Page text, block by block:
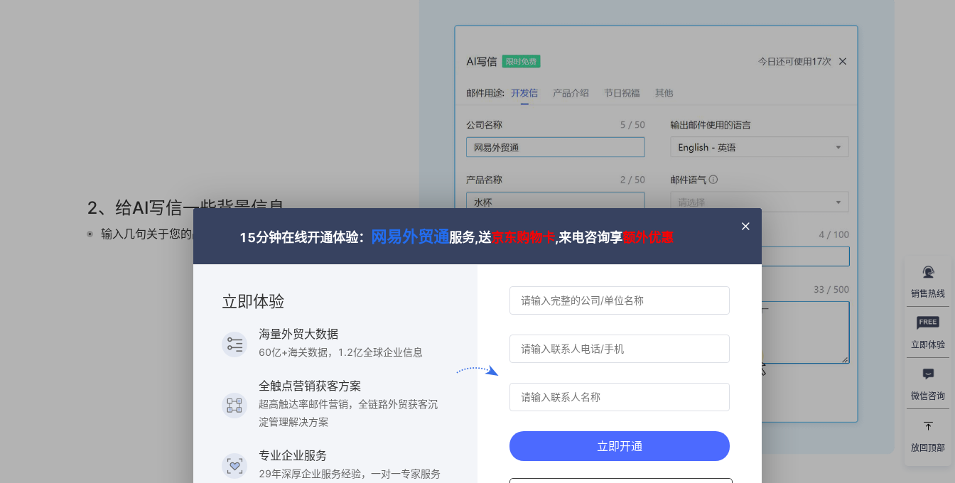
2、给AI写信一些背景信息
输入几句关于您的品牌和产品的信息。15分钟在线开通体验： 网易外贸通服务,送京东购物卡,来电咨询享额外优惠
立即体验
海量外贸大数据
60亿+海关数据，1.2亿全球企业信息
全触点营销获客方案
超高触达率邮件营销，全链路外贸获客沉
淀管理解决方案
专业企业服务
29年深厚企业服务经验，一对一专家服务
立即开通
销售热线
立即体验
微信咨询
放回顶部